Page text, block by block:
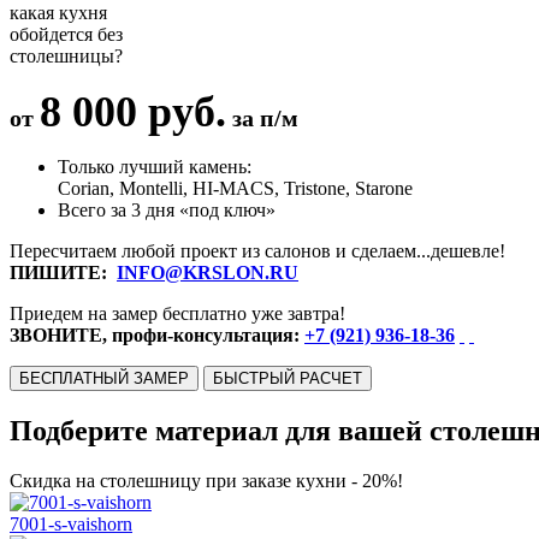
какая кухня
обойдется без
столешницы?
от 8 000 руб. за п/м
Только лучший камень:
Corian, Montelli, HI-MACS, Tristone, Starone
Всего за 3 дня «под ключ»
Пересчитаем любой проект из салонов и сделаем...дешевле!
ПИШИТЕ: INFO@KRSLON.RU
Приедем на замер бесплатно уже завтра!
ЗВОНИТЕ, профи-консультация: +7 (921) 936-18-36
БЕСПЛАТНЫЙ ЗАМЕР БЫСТРЫЙ РАСЧЕТ
Подберите материал для вашей
Скидка на столешницу при заказе кухни - 20%!
7001-s-vaishorn